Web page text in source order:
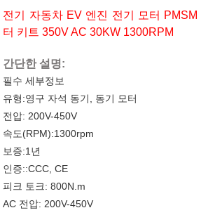
전기 자동차 EV 엔진 전기 모터
터 키트 350V AC 30KW 1300RPM
간단한 설명:
필수 세부정보
유형:영구 자석 동기, 동기 모터
전압: 200V-450V
속도(RPM):1300rpm
보증:1년
인증::CCC, CE
피크 토크: 800N.m
AC 전압: 200V-450V